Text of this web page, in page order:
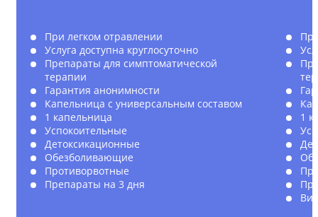
При легком отравлении
Услуга доступна круглосуточно
Препараты для симптоматической
терапии
Гарантия анонимности
Капельница с универсальным составом
1 капельница
Успокоительные
Детоксикационные
Обезболивающие
Противорвотные
Препараты на 3 дня
1